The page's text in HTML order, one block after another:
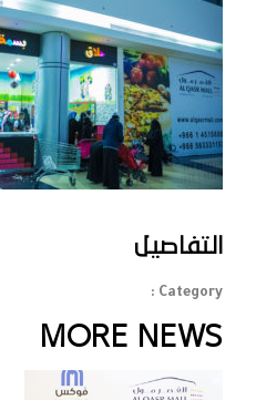
التفاصيل
Category :
MORE NEWS